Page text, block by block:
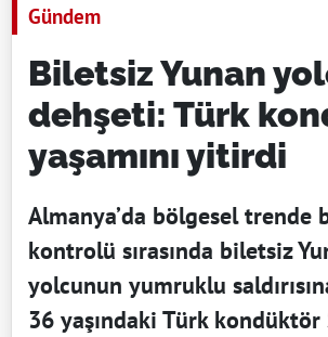
Gündem
Biletsiz Yunan
dehşeti: Türk
yaşamını yitirdi
Almanya’da bölgesel trende
kontrolü sırasında biletsiz
yolcunun yumruklu
36 yaşındaki Türk kondüktör